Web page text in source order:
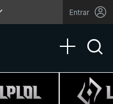
Entrar
Toggle